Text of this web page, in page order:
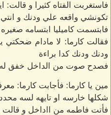
فاستغربت الفتاه كثيرا و قالت:
تكونشي واقعه علي ودنك و
فابتسمت كاميليا ابتسامه صغيره
فقالت كارما: لا مادام
ودنك ودنك كدا براءة
فصدح صوت من الداخل خفق له
مين يا كارما: فأجابت كارما:
شكلها خارسه او تايهه لسه
فأتت فاطمه من ااداخل و قالت